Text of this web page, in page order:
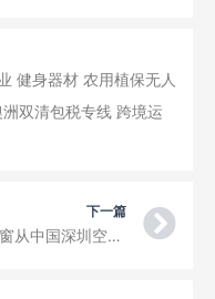
健身器材 农用植保无人
洲双清包税专线 跨境运
下一篇
玻璃窗从中国深圳空运到伏尔加格勒国际机场三字代码VOG